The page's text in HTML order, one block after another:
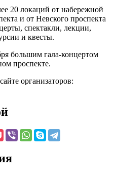
20 локаций от набережной
и от Невского проспекта
спектакли, лекции,
и квесты.
большим гала-концертом
проспекте.
организаторов: